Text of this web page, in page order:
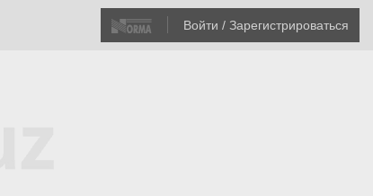
Войти / Зарегистрироваться